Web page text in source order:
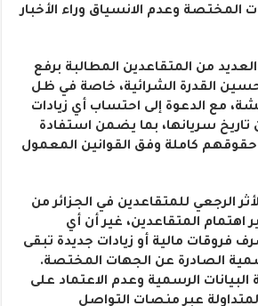
المختصة وعدم الانسياق وراء الأخبار
من المتقاعدين المطالبة برفع
القدرة الشرائية، خاصة في ظل
مع الدعوة إلى احتساب أي زيادات
تاريخ سريانها، بما يضمن استفادة
كاملة وفق القوانين المعمول
الرجعي للمتقاعدين في الجزائر من
اهتمام المتقاعدين، غير أن أي
فروقات مالية أو زيادات جديدة تبقى
الصادرة عن الجهات المختصة.
الرسمية وعدم الاعتماد على
المتداولة عبر منصات التواصل